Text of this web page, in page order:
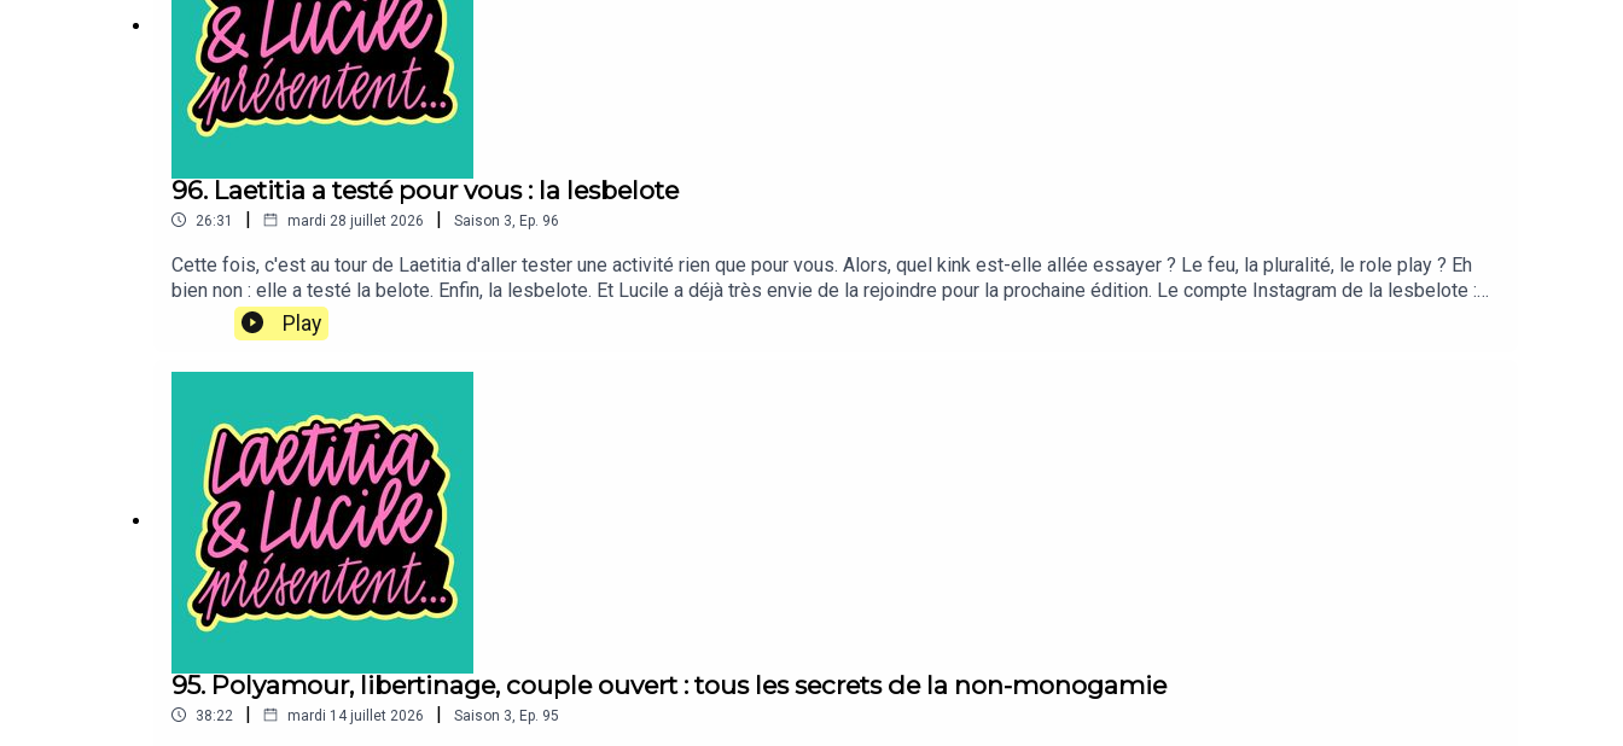
96. Laetitia a testé pour vous : la lesbelote
26:31 | mardi 28 juillet 2026 | Saison 3 Ep. 96
Cette fois, c'est au tour de Laetitia d'aller tester une activité rien que pour vous. Alors, quel kink est-elle allée essayer ? Le feu, la pluralité, le role play ? Eh
bien non : elle a testé la belote. Enfin, la lesbelote. Et Lucile a déjà très envie de la rejoindre pour la prochaine édition. Le compte Instagram de la lesbelote :
https://www.instagram.com/lesbelote/“Laetitia et Lucile présentent…” est un podcast bi-mensuel produit par TDA Prod. Il est présenté par Lucile Bellan et
Laetitia Reboulleau, et réalisé par Benjamin Saeptem Hours.
Play
95. Polyamour, libertinage, couple ouvert : tous les secrets de la non-monogamie
38:22 | mardi 14 juillet 2026 | Saison 3 Ep. 95